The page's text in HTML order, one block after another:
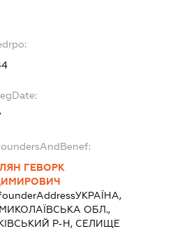
ГЕВОРК
УКРАЇНА,
ОБЛ.,
Р-Н, СЕЛИЩЕ